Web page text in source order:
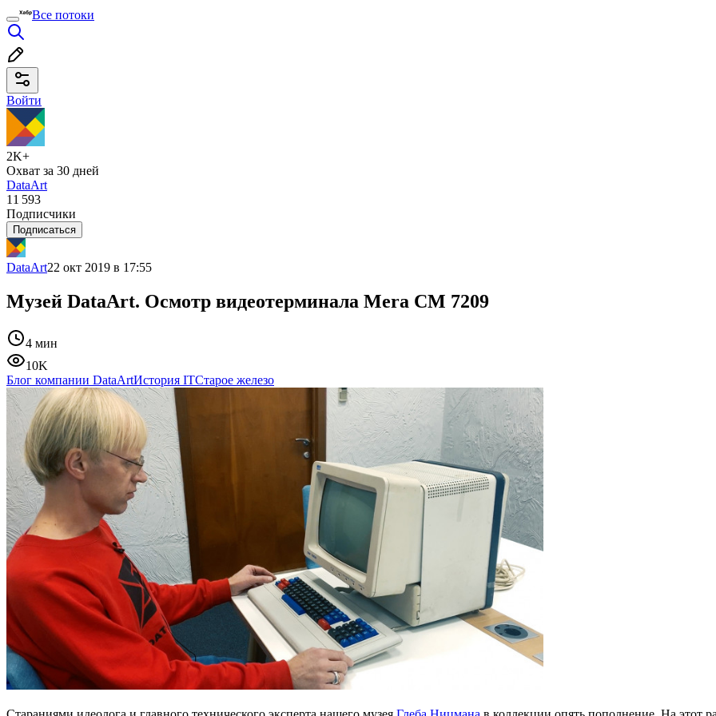
Все потоки
Войти
2K+
Охват за 30 дней
DataArt
11 593
Подписчики
Подписаться
DataArt22 окт 2019 в 17:55
Музей DataArt. Осмотр видеотерминала Mera CM 7209
4 мин
10K
Блог компании DataArtИстория ITСтарое железо